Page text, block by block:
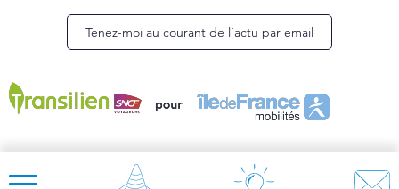
Tenez-moi au courant de l’actu par email